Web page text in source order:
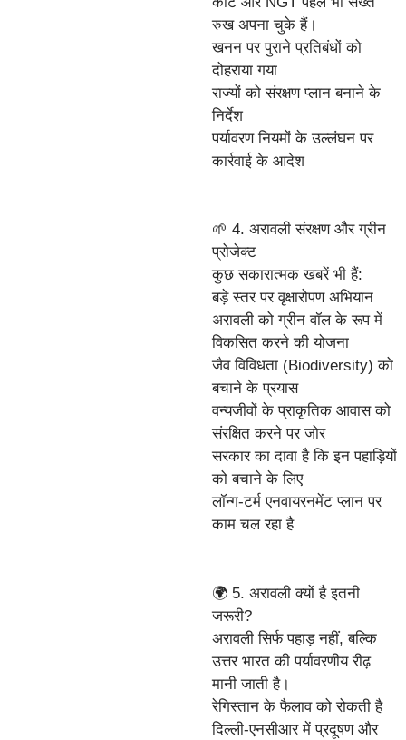
रुख अपना चुके हैं।
खनन पर पुराने प्रतिबंधों को
दोहराया गया
राज्यों को संरक्षण प्लान बनाने के
निर्देश
पर्यावरण नियमों के उल्लंघन पर
कार्रवाई के आदेश
🌱 4. अरावली संरक्षण और ग्रीन
प्रोजेक्ट
कुछ सकारात्मक खबरें भी हैं:
बड़े स्तर पर वृक्षारोपण अभियान
अरावली को ग्रीन वॉल के रूप में
विकसित करने की योजना
जैव विविधता (Biodiversity) को
बचाने के प्रयास
वन्यजीवों के प्राकृतिक आवास को
संरक्षित करने पर जोर
सरकार का दावा है कि इन पहाड़ियों
को बचाने के लिए
लॉन्ग-टर्म एनवायरनमेंट प्लान पर
काम चल रहा है
🌍 5. अरावली क्यों है इतनी
जरूरी?
अरावली सिर्फ पहाड़ नहीं, बल्कि
उत्तर भारत की पर्यावरणीय रीढ़
मानी जाती है।
रेगिस्तान के फैलाव को रोकती है
दिल्ली-एनसीआर में प्रदूषण और